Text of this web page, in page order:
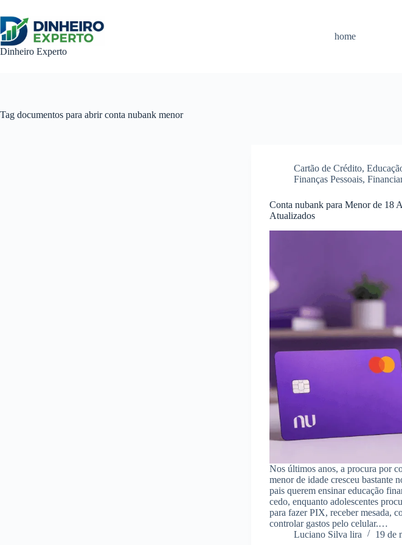
para
conteúdo
Dinheiro Experto
home
Tag documentos para abrir conta nubank menor
Cartão de Crédito,
Finanças Pessoais,
Conta nubank para Menor de 18
Atualizados
Nos últimos anos, a procura por
menor de idade cresceu bastante
pais querem ensinar educação
cedo, enquanto adolescentes
para fazer PIX, receber mesada,
controlar gastos pelo celular.…
Luciano Silva lira
19 de